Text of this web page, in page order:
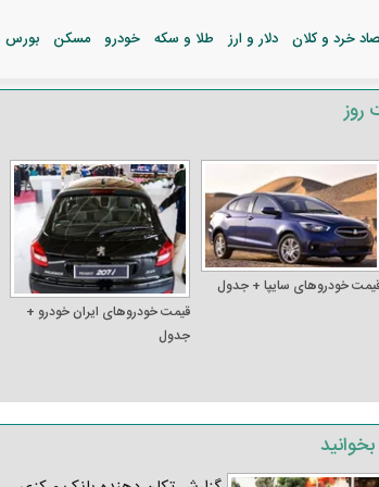
خرد و کلان دلار و ارز طلا و سکه خودرو مسکن بورس
روز
خودرو‌های سایپا + جدول
قیمت خودرو‌های ایران خودرو +
جدول